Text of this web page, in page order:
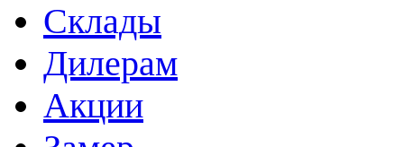
Склады
Дилерам
Акции